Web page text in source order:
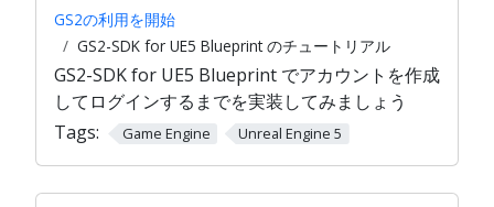
GS2の利用を開始
GS2-SDK for UE5 Blueprint のチュートリアル
GS2-SDK for UE5 Blueprint でアカウントを作成
してログインするまでを実装してみましょう
Tags:
Game Engine Unreal Engine 5